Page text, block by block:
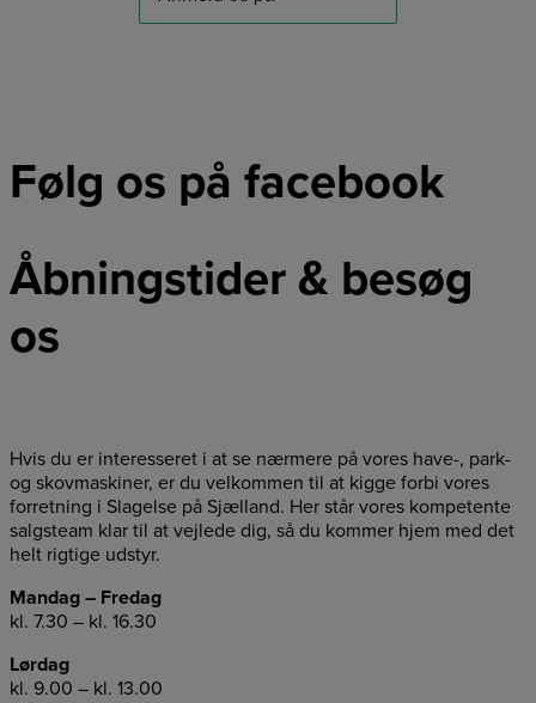
Følg os på facebook
Åbningstider & besøg
os
Hvis du er interesseret i at se nærmere på vores have-, park-
og skovmaskiner, er du velkommen til at kigge forbi vores
forretning i Slagelse på Sjælland. Her står vores kompetente
salgsteam klar til at vejlede dig, så du kommer hjem med det
helt rigtige udstyr.
Mandag – Fredag
kl. 7.30 – kl. 16.30
Lørdag
kl. 9.00 – kl. 13.00